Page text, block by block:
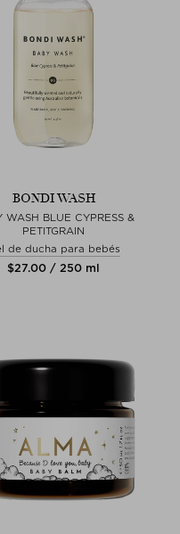
BONDI WASH
WASH BLUE CYPRESS &
PETITGRAIN
de ducha para bebés
$‌27.00 / 250 ml